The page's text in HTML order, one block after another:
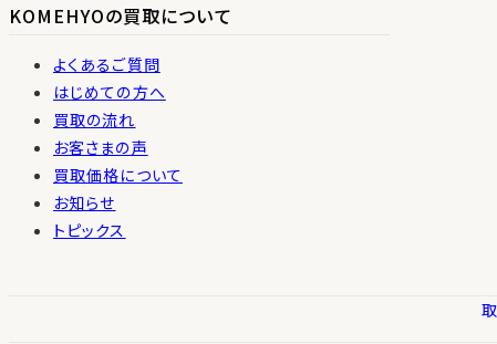
KOMEHYOの買取について
よくあるご質問
はじめての方へ
買取の流れ
お客さまの声
買取価格について
お知らせ
トピックス